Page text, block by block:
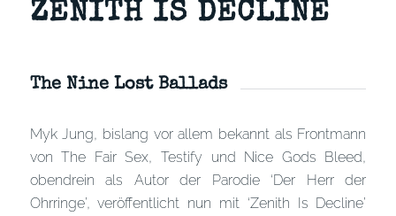
ZENITH IS DECLINE
The Nine Lost Ballads
Myk Jung, bislang vor allem bekannt als Frontmann
von The Fair Sex, Testify und Nice Gods Bleed,
obendrein als Autor der Parodie ‘Der Herr der
Ohrringe’, veröffentlicht nun mit ‘Zenith Is Decline’